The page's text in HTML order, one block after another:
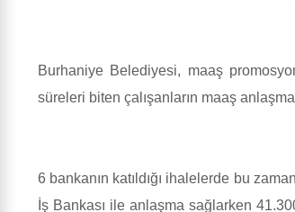
Burhaniye Belediyesi, maaş
süreleri biten çalışanların maaş
6 bankanın katıldığı ihalelerde bu
İş Bankası ile anlaşma sağlarken